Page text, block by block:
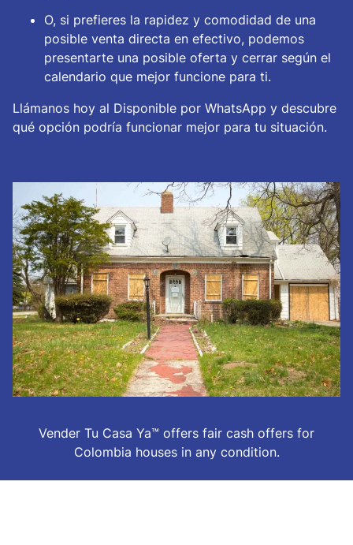
O, si prefieres la rapidez y comodidad de una
posible venta directa en efectivo, podemos
presentarte una posible oferta y cerrar según el
calendario que mejor funcione para ti.
Llámanos hoy al Disponible por WhatsApp y descubre
qué opción podría funcionar mejor para tu situación.
Vender Tu Casa Ya™ offers fair cash offers for
Colombia houses in anycondition.